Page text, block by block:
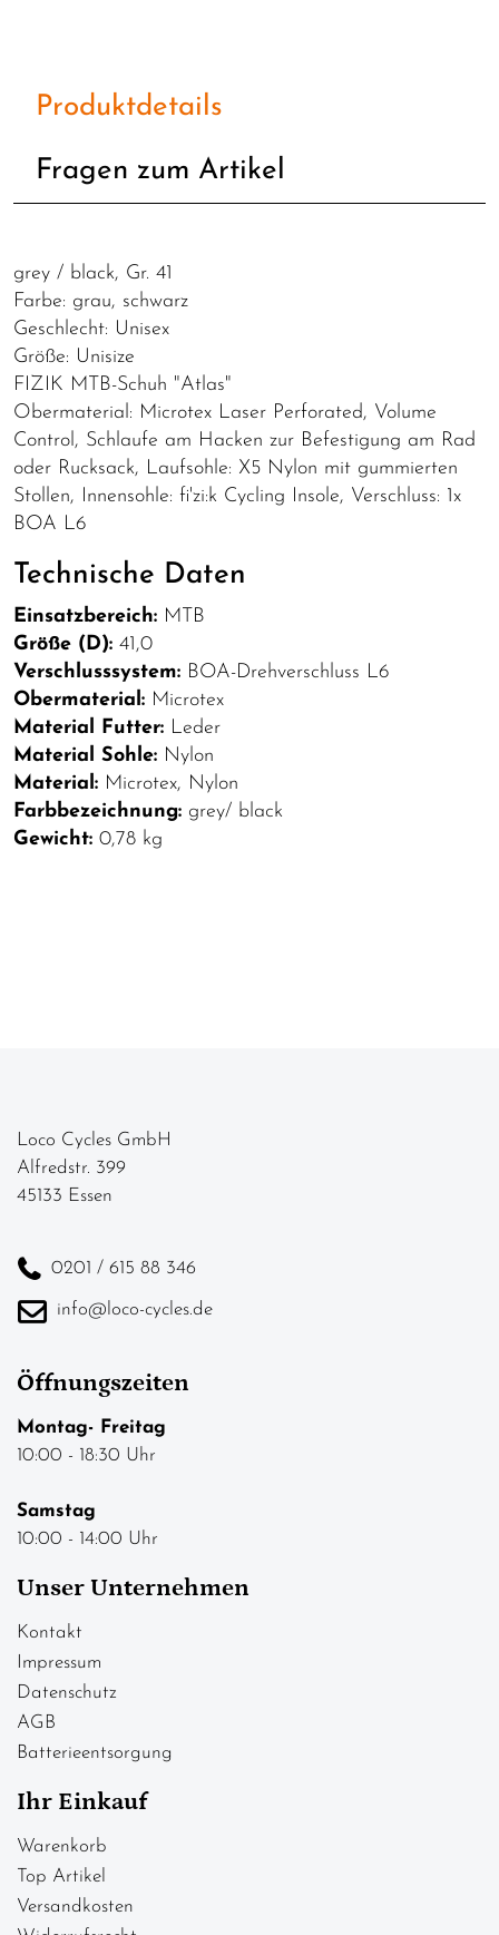
Produktdetails
Fragen zum Artikel
grey / black, Gr. 41
Farbe: grau, schwarz
Geschlecht: Unisex
Größe: Unisize
FIZIK MTB-Schuh "Atlas"
Obermaterial: Microtex Laser Perforated, Volume
Control, Schlaufe am Hacken zur Befestigung am Rad
oder Rucksack, Laufsohle: X5 Nylon mit gummierten
Stollen, Innensohle: fi'zi:k Cycling Insole, Verschluss: 1x
BOA L6
Technische Daten
Einsatzbereich: MTB
Größe (D): 41,0
Verschlusssystem: BOA-Drehverschluss L6
Obermaterial: Microtex
Material Futter: Leder
Material Sohle: Nylon
Material: Microtex, Nylon
Farbbezeichnung: grey/ black
Gewicht: 0,78 kg
Loco Cycles GmbH
Alfredstr. 399
45133 Essen
0201 / 615 88 346
info@loco-cycles.de
Öffnungszeiten
Montag- Freitag
10:00 - 18:30 Uhr
Samstag
10:00 - 14:00 Uhr
Unser Unternehmen
Kontakt
Impressum
Datenschutz
AGB
Batterieentsorgung
Ihr Einkauf
Warenkorb
Top Artikel
Versandkosten